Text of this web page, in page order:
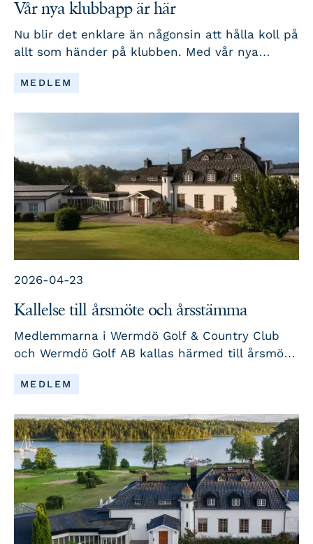
Vår nya klubbapp är här
Nu blir det enklare än någonsin att hålla koll på
allt som händer på klubben. Med vår nya
klubbapp får du nyheter, tävlingar, event och
viktig information samlat på ett och samma
framöver att vara klubbens huvudsakliga kanal
för information och kommunikation med våra
medlemmar.
MEDLEM
LÄS MER
2026-04-23
Kallelse till årsmöte och årsstämma
Medlemmarna i Wermdö Golf & Country Club
och Wermdö Golf AB kallas härmed till årsmöte
ditt deltagande senast samma dag kl. 10:00.
MEDLEM
LÄS MER